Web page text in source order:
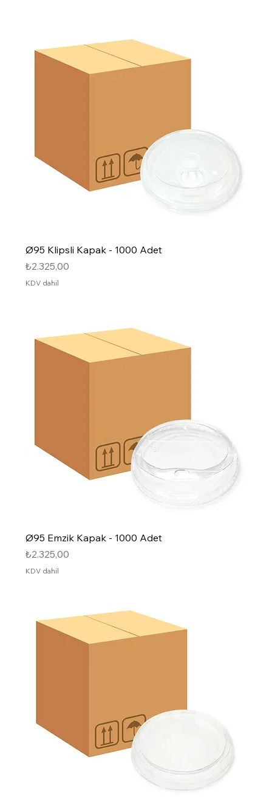
Ø95 Klipsli Kapak - 1000 Adet
Fiyat
₺2.325,00
KDV dahil
Ø95 Emzik Kapak - 1000 Adet
Fiyat
₺2.325,00
KDV dahil